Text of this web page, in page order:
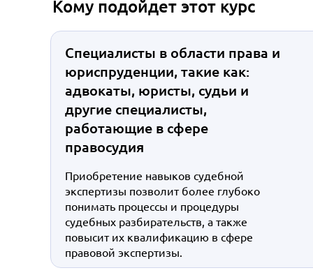
Кому подойдет этот курс
Специалисты в области права и
юриспруденции, такие как:
адвокаты, юристы, судьи и
другие специалисты,
работающие в сфере
правосудия
Приобретение навыков судебной
экспертизы позволит более глубоко
понимать процессы и процедуры
судебных разбирательств, а также
повысит их квалификацию в сфере
правовой экспертизы.